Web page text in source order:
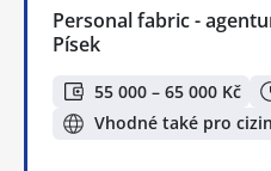
Personal fabric -
Písek
55 000 – 65 000 Kč
Vhodné také pro